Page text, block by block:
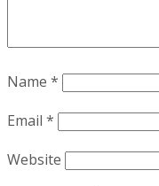
Name *
Email *
Website